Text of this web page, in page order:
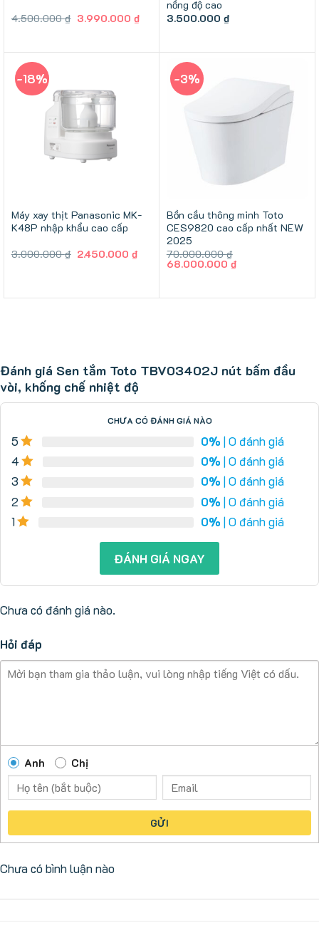
4.500.000₫ Giá
3.990.000₫
3.990.000 ₫.
nồng độ cao
3.500.000 ₫
-18%
Máy xay thịt Panasonic MK-
K48P nhập khẩu cao cấp
3.000.000₫ Giá
2.450.000₫
-3%
Bồn cầu thông minh Toto
CES9820 cao cấp nhất NEW
2025
70.000.000₫
Giá
68.000.000 ₫Giá
Đánh giá Sen tắm Toto TBV03402J nút bấm đầu
vòi, khống chế nhiệt độ
CHƯA CÓ ĐÁNH GIÁ NÀO
5 0% | 0 đánh giá
4
0% | 0 đánh giá
3
0% | 0 đánh giá
2
0% | 0 đánh giá
1
0% | 0 đánh giá
ĐÁNH GIÁ NGAY
Chưa có đánh giá nào.
Hỏi đáp
Anh Chị
GỬI
Chưa có bình luận nào